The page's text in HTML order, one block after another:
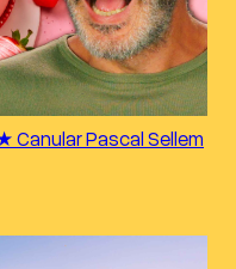
Canular Pascal Sellem